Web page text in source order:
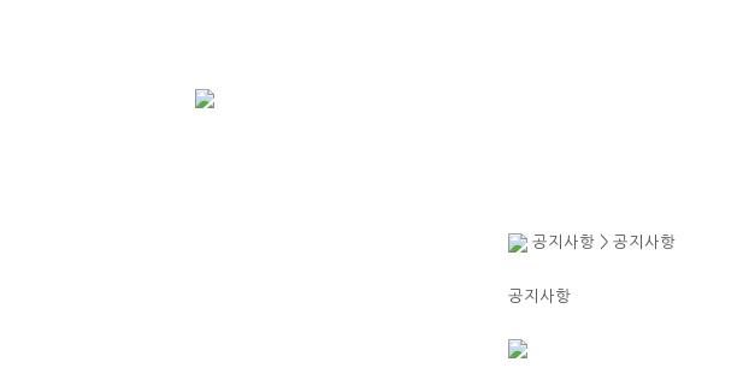
공지사항 > 공지사항
공지사항